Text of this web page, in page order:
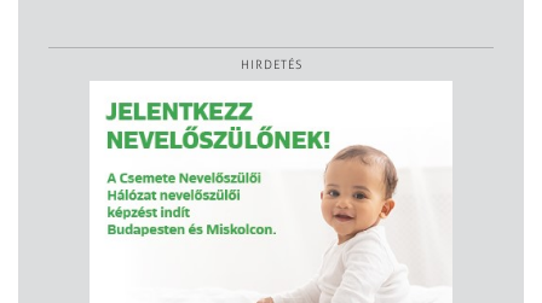
HIRDETÉS